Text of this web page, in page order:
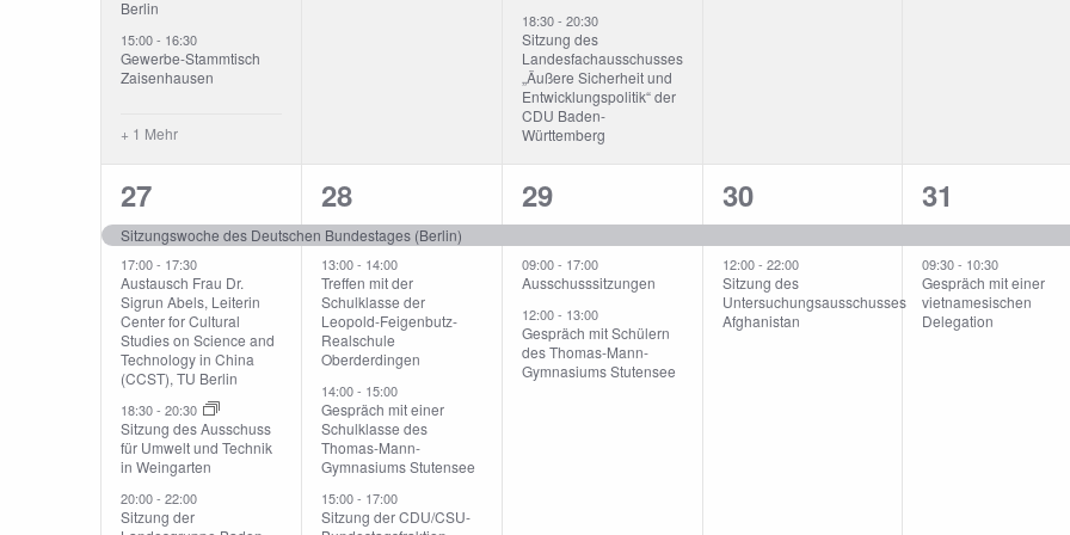
Berlin
15:00- 16:30
Gewerbe-Stammtisch
Zaisenhausen
+ 1 Mehr
18:30- 20:30
Sitzung des
Landesfachausschusses
„Äußere Sicherheit und
Entwicklungspolitik“ der
CDU Baden-
Württemberg
4
Veranstaltungen,
27
Sitzungswoche des Deutschen Bundestages (Berlin)
17:00- 17:30
Austausch Frau Dr.
Sigrun Abels, Leiterin
Center for Cultural
Studies on Science and
Technology in China
(CCST), TU Berlin
18:30- 20:30
Sitzung des Ausschuss
für Umwelt und Technik
in Weingarten
20:00- 22:00
Sitzung der
4
Veranstaltungen,
28
13:00- 14:00
Treffen mit der
Schulklasse der
Leopold-Feigenbutz-
Realschule
Oberderdingen
14:00- 15:00
Gespräch mit einer
Schulklasse des
Thomas-Mann-
Gymnasiums Stutensee
15:00- 17:00
Sitzung der CDU/CSU-
3
Veranstaltungen,
29
09:00- 17:00
Ausschusssitzungen
12:00- 13:00
Gespräch mit Schülern
des Thomas-Mann-
Gymnasiums Stutensee
2
Veranstaltungen,
30
12:00- 22:00
Sitzung des
Untersuchungsausschusses
Afghanistan
2
31
09:30- 10:30
Gespräch mit einer
vietnamesischen
Delegation